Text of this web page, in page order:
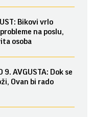
Bikovi vrlo
na poslu,
osoba
9. AVGUSTA: Dok se
Ovan bi rado